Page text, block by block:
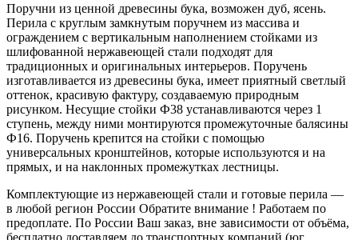
Поручни из ценной древесины бука, возможен дуб, ясень.
Перила с круглым замкнутым поручнем из массива и
ограждением с вертикальным наполнением стойками из
шлифованной нержавеющей стали подходят для
традиционных и оригинальных интерьеров. Поручень
изготавливается из древесины бука, имеет приятный светлый
оттенок, красивую фактуру, создаваемую природным
рисунком. Несущие стойки Ф38 устанавливаются через 1
ступень, между ними монтируются промежуточные балясины
Ф16. Поручень крепится на стойки с помощью
универсальных кронштейнов, которые используются и на
прямых, и на наклонных промежутках лестницы.
Комплектующие из нержавеющей стали и готовые перила —
в любой регион России Обратите внимание ! Работаем по
предоплате. По России Ваш заказ, вне зависимости от объёма,
бесплатно доставляем до транспортных компаний (юг